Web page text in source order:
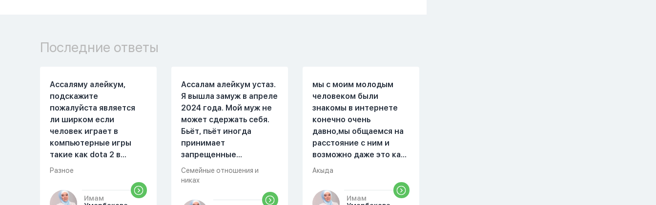
Последние ответы
Ассаляму алейкум,
подскажите
пожалуйста является
ли ширком если
человек играет в
компьютерные игры
такие как dota 2 в
которых присутствует
идолопоклонство,
такие надписи как
Разное
Имам
Ассалам алейкум устаз.
Я вышла замуж в апреле
2024 года. Мой муж не
может сдержать себя.
Бьёт, пьёт иногда
принимает
запрещенные
вещества. Он стал
избивать меня уже на
совместной жизни.
Семейные отношения и
никах
мы с моим молодым
человеком были
знакомы в интернете
конечно очень
давно,мы общаемся на
расстояние с ним и
возможно даже это как
то помешало,знаю о 17
прочитать два раза
истихар намаз,первый
Акыда
Имам